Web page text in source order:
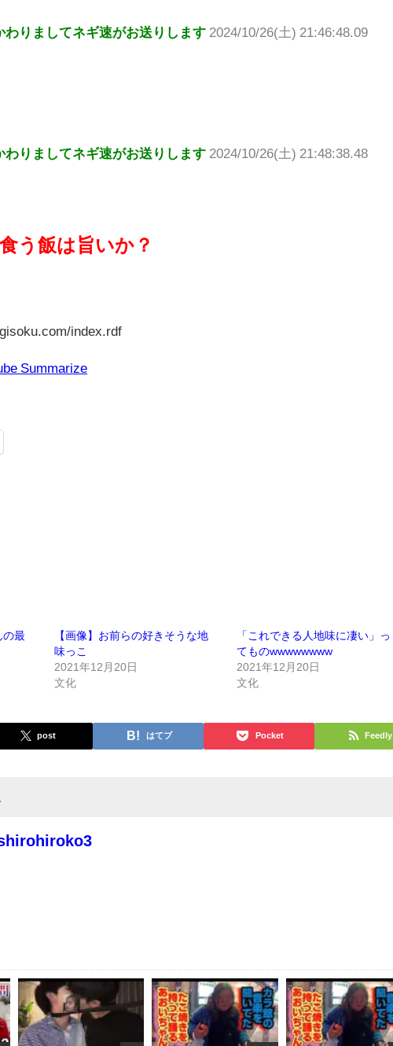
わりましてネギ速がお送りします 2024/10/26(土) 21:46:48.09
わりましてネギ速がお送りします 2024/10/26(土) 21:48:38.48
う飯は旨いか？
index.rdf
Summarize
の最
【画像】お前らの好きそうな地
味っこ
2021年12月20日
文化
「これできる人地味に凄い」っ
てものwwwwwwww
2021年12月20日
文化
post はてブ Pocket Feedly